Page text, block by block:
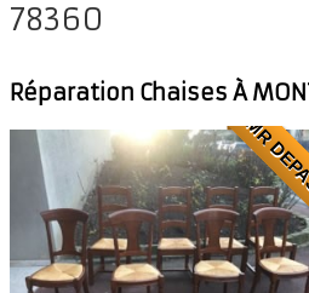
Tapissier 78 Yvelines
Tapissier 92 Hauts
Cannage chaises▼
Rempailleur 78▼
Réparation chaises
78360
Réparation Chaises À
MR